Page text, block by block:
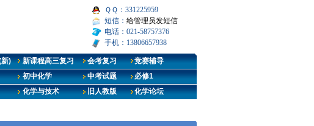
ＱＱ：331225959
短信： 给管理员发短信
电话：021-58757376
手机：13806657938
) 新课程高三复习 会考复习
竞赛辅导
初中化学 中考试题
必修1
化学与技术 旧人教版 化学论坛